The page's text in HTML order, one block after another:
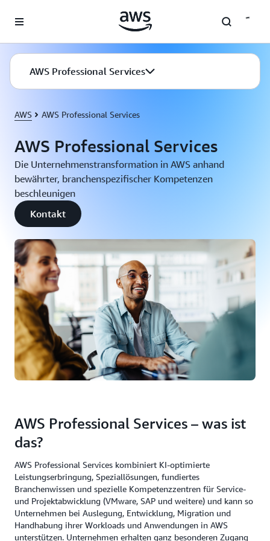
Überspringen zum Hauptinhalt
AWS Professional Services
AWS AWS Professional Services
AWS Professional Services
Die Unternehmenstransformation in AWS anhand
bewährter, branchenspezifischer Kompetenzen
beschleunigen
Kontakt
AWS Professional Services – was ist
das?
AWS Professional Services kombiniert KI-optimierte
Leistungserbringung, Speziallösungen, fundiertes
Branchenwissen und spezielle Kompetenzzentren für Service-
und Projektabwicklung (VMware, SAP und weitere) und kann so
Unternehmen bei Auslegung, Entwicklung, Migration und
Handhabung ihrer Workloads und Anwendungen in AWS
unterstützen. Unternehmen erhalten ganz besonderen Zugang